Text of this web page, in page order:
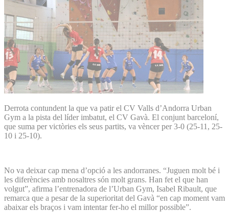
Derrota contundent la que va patir el CV Valls d’Andorra Urban
Gym a la pista del líder imbatut, el CV Gavà. El conjunt barceloní,
que suma per victòries els seus partits, va vèncer per 3-0 (25-11, 25-
10 i 25-10).
No va deixar cap mena d’opció a les andorranes. “Juguen molt bé i
les diferències amb nosaltres són molt grans. Han fet el que han
volgut”, afirma l’entrenadora de l’Urban Gym, Isabel Ribault, que
remarca que a pesar de la superioritat del Gavà “en cap moment vam
abaixar els braços i vam intentar fer-ho el millor possible”.